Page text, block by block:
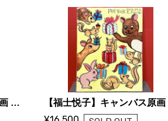
【福士悦子】キャンバス原画 「大きなリスとどんぐり」